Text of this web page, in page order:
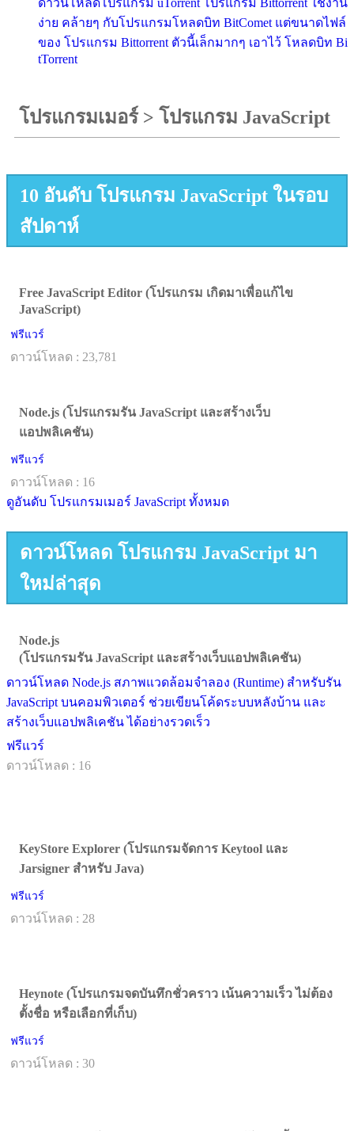
ดาวน์โหลดโปรแกรม uTorrent โปรแกรม Bittorrent ใช้งาน
ง่าย คล้ายๆ กับโปรแกรมโหลดบิท BitComet แต่ขนาดไฟล์
ของ โปรแกรม Bittorrent ตัวนี้เล็กมากๆ เอาไว้ โหลดบิท Bi
tTorrent
โปรแกรมเมอร์> โปรแกรม JavaScript
10 อันดับ โปรแกรม JavaScript ในรอบ
สัปดาห์
Free JavaScript Editor (โปรแกรม เกิดมาเพื่อแก้ไข
JavaScript)
ฟรีแวร์
ดาวน์โหลด : 23,781
Node.js (โปรแกรมรัน JavaScript และสร้างเว็บ
แอปพลิเคชัน)
ฟรีแวร์
ดาวน์โหลด : 16
ดูอันดับ โปรแกรมเมอร์ JavaScript ทั้งหมด
ดาวน์โหลด โปรแกรม JavaScript มา
ใหม่ล่าสุด
Node.js
(โปรแกรมรัน JavaScript และสร้างเว็บแอปพลิเคชัน)
ดาวน์โหลด Node.js สภาพแวดล้อมจำลอง (Runtime) สำหรับรัน
JavaScript บนคอมพิวเตอร์ ช่วยเขียนโค้ดระบบหลังบ้าน และ
สร้างเว็บแอปพลิเคชัน ได้อย่างรวดเร็ว
ฟรีแวร์
ดาวน์โหลด : 16
KeyStore Explorer (โปรแกรมจัดการ Keytool และ
Jarsigner สำหรับ Java)
ฟรีแวร์
ดาวน์โหลด : 28
Heynote (โปรแกรมจดบันทึกชั่วคราว เน้นความเร็ว ไม่ต้อง
ตั้งชื่อ หรือเลือกที่เก็บ)
ฟรีแวร์
ดาวน์โหลด : 30